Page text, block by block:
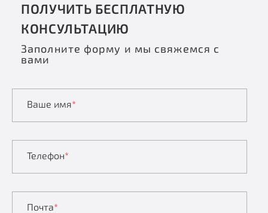
ПОЛУЧИТЬ БЕСПЛАТНУЮ
КОНСУЛЬТАЦИЮ
Заполните форму и мы свяжемся с
вами
Ваше имя*
Телефон*
Почта*